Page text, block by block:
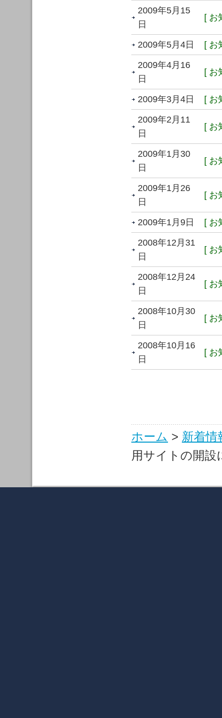
2009年5月15
日
[ お
2009年5月4日 [ お
2009年4月16
日
[ お
2009年3月4日 [ お
2009年2月11
日
[ お
2009年1月30
日
[ お
2009年1月26
日
[ お
2009年1月9日 [ お
2008年12月31
日
[ お
2008年12月24
日
[ お
2008年10月30
日
[ お
2008年10月16
日
[ お
ホーム > 新着情
用サイトの開設